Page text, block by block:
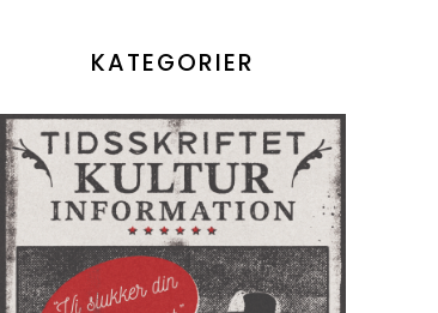
KATEGORIER